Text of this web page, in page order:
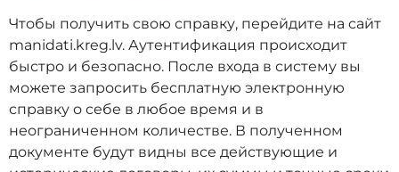
Чтобы получить свою справку, перейдите на сайт
manidati.kreg.lv. Аутентификация происходит
быстро и безопасно. После входа в систему вы
можете запросить бесплатную электронную
справку о себе в любое время и в
неограниченном количестве. В полученном
документе будут видны все действующие и